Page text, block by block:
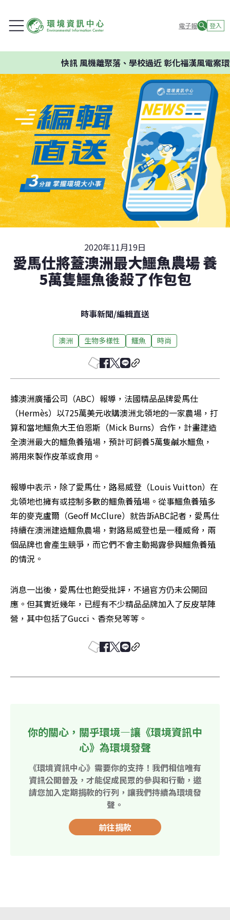
電子報 登入
快訊風機離聚落、學校過近 彰化福漢風電案環
2020年11月19日
愛馬仕將蓋澳洲最大鱷魚農場 養
5萬隻鱷魚後殺了作包包
時事新聞/編輯直送
澳洲 生物多樣性 鱷魚 時尚
據澳洲廣播公司（ABC）報導，法國精品品牌愛馬仕
（Hermès）以725萬美元收購澳洲北領地的一家農場，打
算和當地鱷魚大王伯恩斯（Mick Burns）合作，計畫建造
全澳洲最大的鱷魚養殖場，預計可飼養5萬隻鹹水鱷魚，
將用來製作皮革或食用。
報導中表示，除了愛馬仕，路易威登（Louis Vuitton）在
北領地也擁有或控制多數的鱷魚養殖場。從事鱷魚養殖多
年的麥克盧爾（Geoff McClure）就告訴ABC記者，愛馬仕
持續在澳洲建造鱷魚農場，對路易威登也是一種威脅，兩
個品牌也會產生競爭，而它們不會主動揭露參與鱷魚養殖
的情況。
消息一出後，愛馬仕也飽受批評，不過官方仍未公開回
應。但其實近幾年，已經有不少精品品牌加入了反皮草陣
營，其中包括了Gucci、香奈兒等等。
你的關心，關乎環境—讓《環境資訊中
心》為環境發聲
《環境資訊中心》需要你的支持！我們相信唯有
資訊公開普及，才能促成民眾的參與和行動，邀
請您加入定期捐款的行列，讓我們持續為環境發
聲。
前往捐款